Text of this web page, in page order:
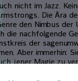
nicht im Jazz.
Die Ära
den Nimbus der
die nachfolgende
der
Aber immerhin:
jener Magie zu
dieses Planeten